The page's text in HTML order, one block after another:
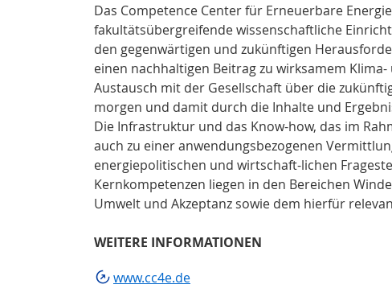
Das Competence Center für Erneuerbare
fakultätsübergreifende wissenschaftliche
den gegenwärtigen und zukünftigen
einen nachhaltigen Beitrag zu wirksamem
Austausch mit der Gesellschaft über die
morgen und damit durch die Inhalte und
Die Infrastruktur und das Know-how, das im
auch zu einer anwendungsbezogenen
energiepolitischen und wirtschaft-lichen
Kernkompetenzen liegen in den Bereichen
Umwelt und Akzeptanz sowie dem hierfür
WEITERE INFORMATIONEN
www.cc4e.de